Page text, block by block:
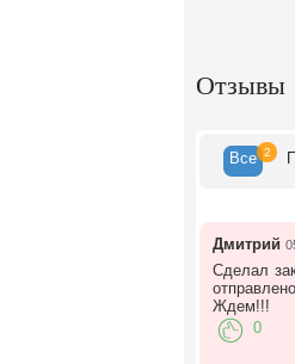
Отзывы
Все 2
Дмитрий
Сделал
Ждем!!!
0